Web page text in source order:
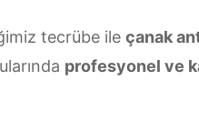
tecrübe ile çanak
profesyonel ve